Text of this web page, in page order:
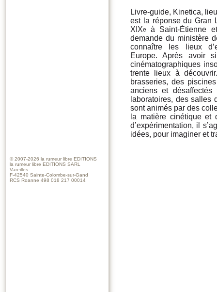
Livre-guide, Kinetica,
est la réponse du Gran
XIXe
à Saint-Étienne
demande du ministère
connaître les lieux
Europe. Après avoir
cinématographiques
trente lieux à
brasseries, des
anciens et
laboratoires, des salles
sont animés par des
la matière cinétique et
d’expérimentation, il
idées, pour imaginer et
© 2007-2026 la rumeur libre EDITIONS
la rumeur libre EDITIONS SARL
Vareilles
F-42540 Sainte-Colombe-sur-Gand
RCS Roanne 498 018 217 00014